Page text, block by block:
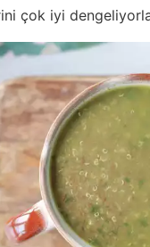
çok iyi